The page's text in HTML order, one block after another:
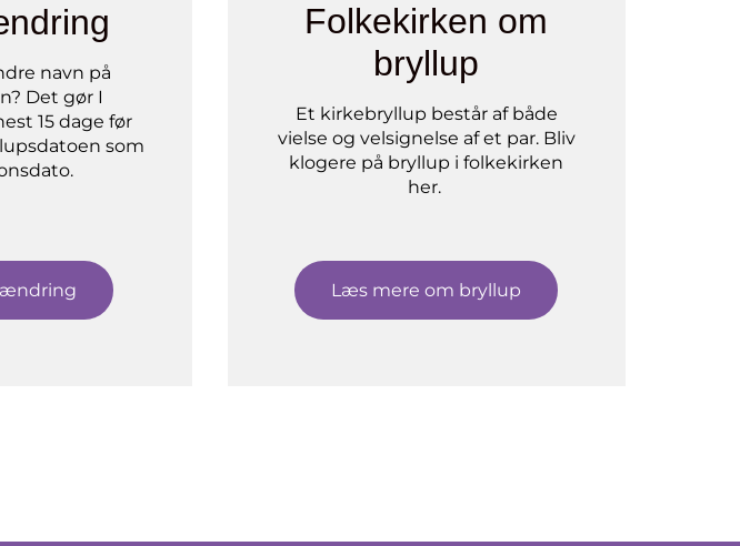
navn på
Det gør I
15 dage før
som
Folkekirken om
bryllup
Et kirkebryllup består af både
vielse og velsignelse af et par. Bliv
klogere på bryllup i folkekirken
her.
Læs mere om bryllup